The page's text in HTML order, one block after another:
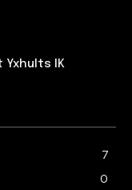
Yxhults IK
7
0